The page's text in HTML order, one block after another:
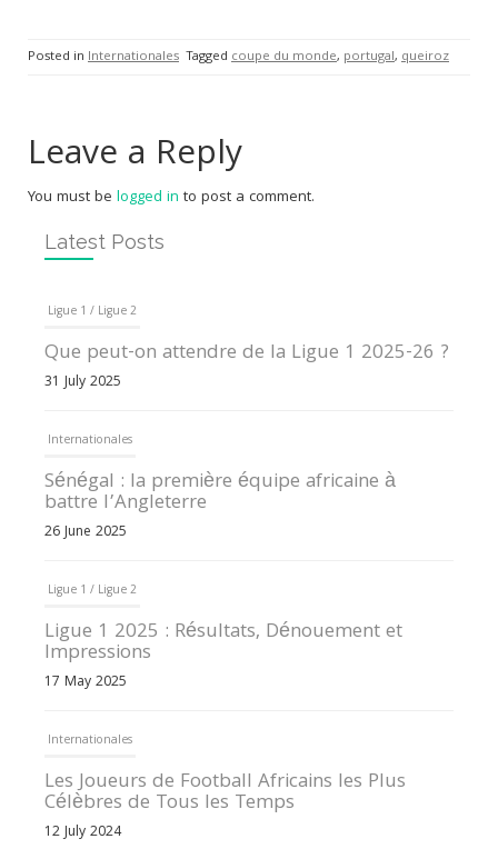
Posted in Internationales Tagged coupe du monde, portugal, queiroz
Leave a Reply
You must be logged in to post a comment.
Latest Posts
Ligue 1 / Ligue 2
Que peut-on attendre de la Ligue 1 2025-26 ?
31 July 2025
Internationales
Sénégal : la première équipe africaine à
battre l’Angleterre
26 June 2025
Ligue 1 / Ligue 2
Ligue 1 2025 : Résultats, Dénouement et
Impressions
17 May 2025
Internationales
Les Joueurs de Football Africains les Plus
Célèbres de Tous les Temps
12 July 2024